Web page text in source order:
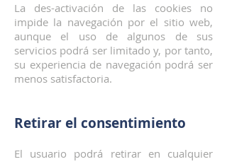
La des-activación de las cookies no
impide la navegación por el sitio web,
aunque el uso de algunos de sus
servicios podrá ser limitado y, por tanto,
su experiencia de navegación podrá ser
menos satisfactoria.
Retirar el consentimiento
El usuario podrá retirar en cualquier